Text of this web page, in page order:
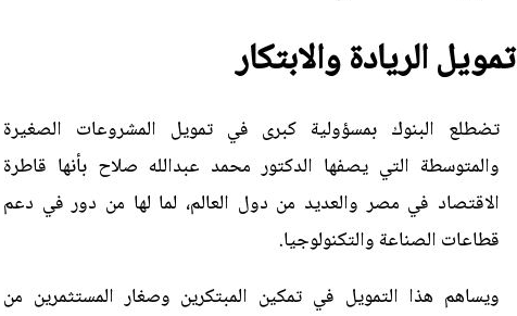
تمويل الريادة والابتكار
تضطلع البنوك بمسؤولية كبرى في تمويل المشروعات الصغيرة
والمتوسطة التي يصفها الدكتور محمد عبدالله صلاح بأنها قاطرة
الاقتصاد في مصر والعديد من دول العالم، لما لها من دور في دعم
قطاعات الصناعة والتكنولوجيا.
ويساهم هذا التمويل في تمكين المبتكرين وصغار المستثمرين من